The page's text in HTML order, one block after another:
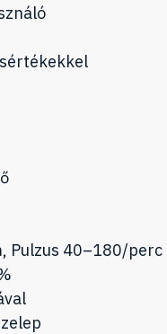
Pulzus 40–180/perc